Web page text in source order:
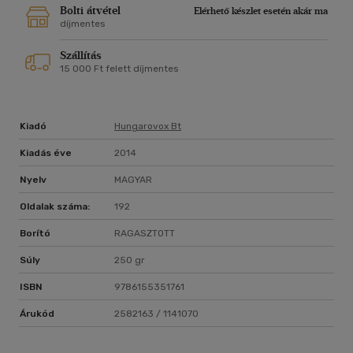
Bolti átvétel
Elérhető készlet esetén akár ma
díjmentes
Szállítás
15 000 Ft felett díjmentes
Kiadó Hungarovox Bt
Kiadás éve 2014
Nyelv MAGYAR
Oldalak száma: 192
Borító RAGASZTOTT
Súly 250 gr
ISBN 9786155351761
Árukód 2582163 / 1141070